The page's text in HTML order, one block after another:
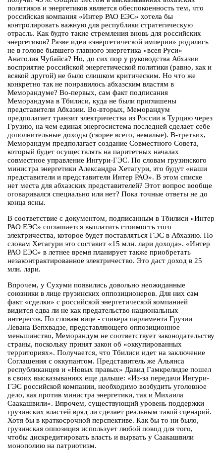
политиков и энергетиков является обеспокоенность тем, что
российская компания «Интер РАО ЕЭС» хотела бы
контролировать важную для республики стратегическую
отрасль. Как будто такие стремления вновь для российских
энергетиков? Разве идеи «энергетической империи» родились
не в голове бывшего главного энергетика «всея Руси»
Анатолия Чубайса? Но, до сих пор у руководства Абхазии
восприятие российской энергетической политики (равно, как и
всякой другой) не было слишком критическим. Но что же
конкретно так не понравилось абхазским властям в
Меморандуме? Во-первых, сам факт подписания
Меморандума в Тбилиси, куда не были приглашены
представители Абхазии. Во-вторых, Меморандум
предполагает транзит электричества из России в Турцию через
Грузию, на чем единая энергосистема последней сделает себе
дополнительные доходы (скорее всего, немалые). В-третьих,
Меморандум предполагает создание Совместного Совета,
который будет осуществлять на паритетных началах
совместное управление Ингури-ГЭС. По словам грузинского
министра энергетики Александра Хетагури, это будут «наши
представители и представители Интер РАО». В этом списке
нет места для абхазских представителей? Этот вопрос вообще
оговаривался специально или нет? Пока точные ответы не до
конца ясны.
В соответствие с документом, подписанным в Тбилиси «Интер
РАО ЕЭС» соглашается выплатить стоимость того
электричества, которое будет поставляться ГЭС в Абхазию. По
словам Хетагури это составит «15 млн. лари дохода». «Интер
РАО ЕЭС» в летнее время планирует также приобретать
незаконтрактированное электричество. Это даст доход в 25
млн. лари.
Впрочем, у Сухуми появились довольно неожиданные
союзники в лице грузинских оппозиционеров. Для них сам
факт «сделки» с российской энергетической компанией
видится едва ли не как предательство национальных
интересов. По словам вице - спикера парламента Грузии
Левана Вепхвадзе, представляющего оппозиционное
меньшинство, Меморандум не соответствует законодательству
страны, поскольку принят закон об «оккупированных
территориях». Получается, что Тбилиси идет на заключение
Соглашения с оккупантом. Представитель же Альянса
республиканцев и «Новых правых» Давид Гамкрелидзе пошел
в своих высказываниях еще дальше: «Из-за передачи Ингури-
ГЭС российской компании, необходимо возбудить уголовное
дело, как против министра энергетики, так и Михаила
Саакашвили». Впрочем, существующий уровень поддержки
грузинских властей вряд ли сделает реальным такой сценарий.
Хотя бы в краткосрочной перспективе. Как бы то ни было,
грузинская оппозиция использует любой повод для того,
чтобы дискредитировать власть и вырвать у Саакашвили
монополию на патриотизм.